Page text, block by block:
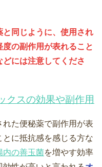
同じように、使用され
の副作用が表れること
には注意してくださ
クスの効果や副作用
た便秘薬で副作用が表
に抵抗感を感じる方な
内の善玉菌を増やす効率